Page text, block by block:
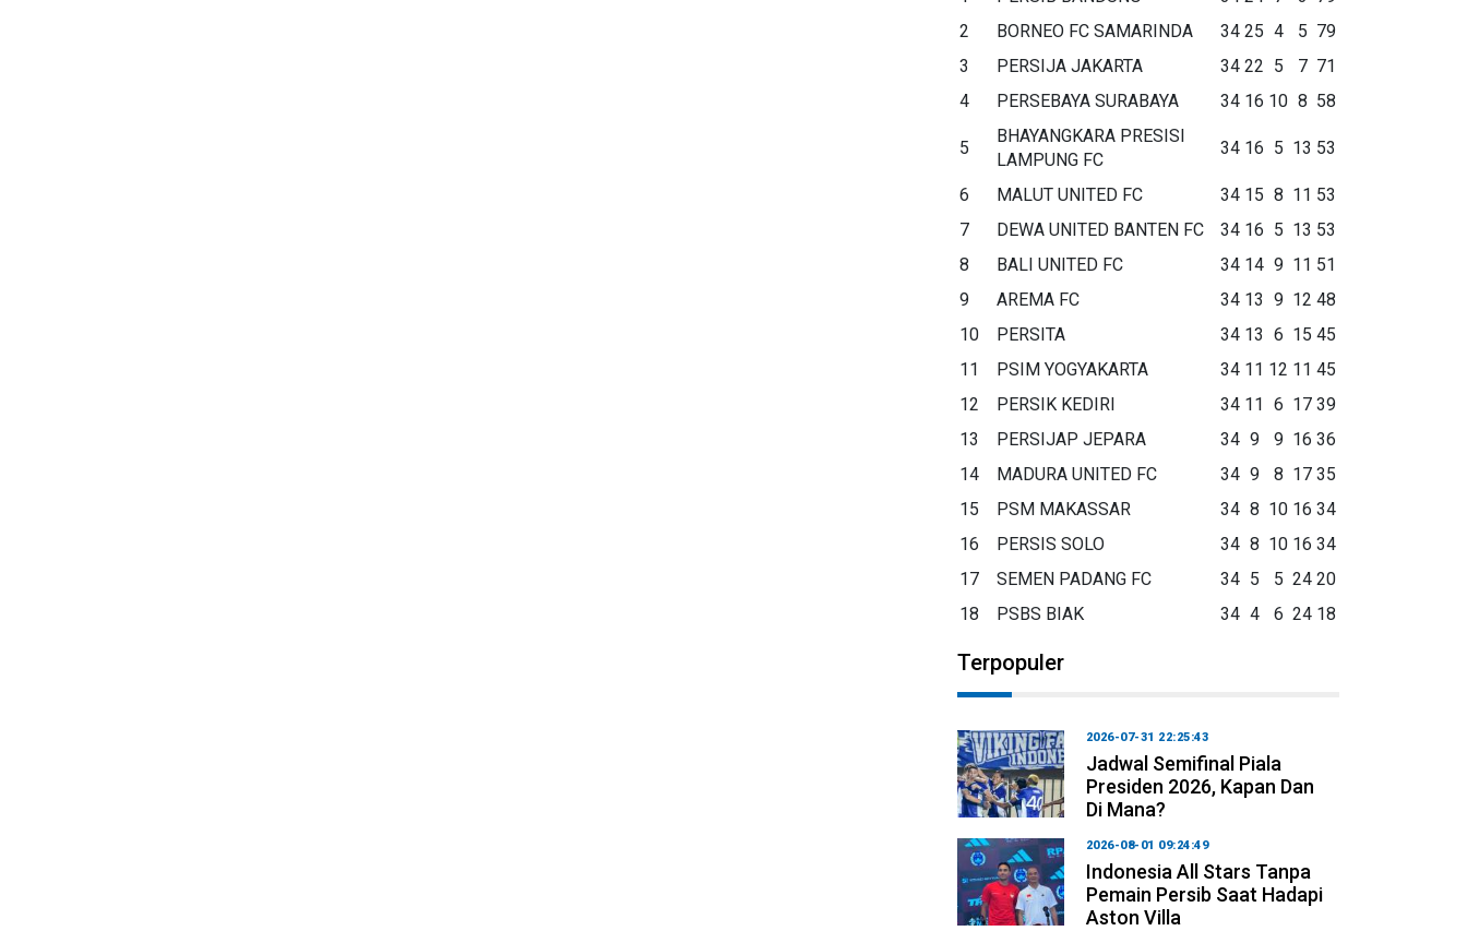
2
BORNEO FC SAMARINDA 34 25 4 5 79
3
PERSIJA JAKARTA 34 22 5 7 71
4
PERSEBAYA SURABAYA 34 16 10 8 58
5
BHAYANGKARA PRESISI
LAMPUNG FC
34 16 5 13 53
6 MALUT UNITED FC 34 15 8 11 53
7
DEWA UNITED BANTEN FC 34 16 5 13 53
8
BALI UNITED FC 34 14 9 11 51
9
AREMA FC 34 13 9 12 48
10
PERSITA 34 13 6 15 45
11
PSIM YOGYAKARTA 34 11 12 11 45
12
PERSIK KEDIRI 34 11 6 17 39
13
PERSIJAP JEPARA 34 9 9 16 36
14
MADURA UNITED FC 34 9 8 17 35
15
PSM MAKASSAR 34 8 10 16 34
16
PERSIS SOLO 34 8 10 16 34
17
SEMEN PADANG FC 34 5 5 24 20
18
PSBS BIAK 34 4 6 24 18
Terpopuler
2026-07-31 22:25:43
Jadwal Semifinal Piala
Presiden 2026, Kapan Dan
Di Mana?
2026-08-01 09:24:49
Indonesia All Stars Tanpa
Pemain Persib Saat Hadapi
Aston Villa